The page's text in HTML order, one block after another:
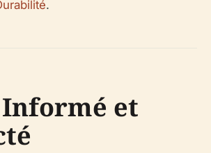
.
Informé et